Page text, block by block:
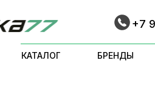
БРЕНДЫ
+7
КАТАЛОГ